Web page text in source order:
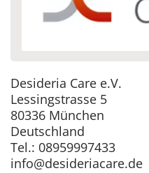
Desideria Care e.V.
Lessingstrasse 5
80336 München
Deutschland
Tel.: 08959997433
info@desideriacare.de